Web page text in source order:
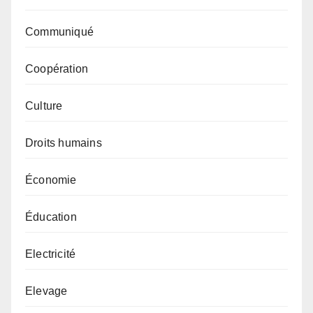
Communiqué
Coopération
Culture
Droits humains
Économie
Éducation
Electricité
Elevage